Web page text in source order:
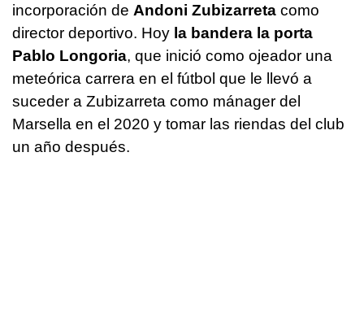
incorporación de Andoni Zubizarreta como
director deportivo. Hoy la bandera la porta
Pablo Longoria, que inició como ojeador una
meteórica carrera en el fútbol que le llevó a
suceder a Zubizarreta como mánager del
Marsella en el 2020 y tomar las riendas del club
un año después.